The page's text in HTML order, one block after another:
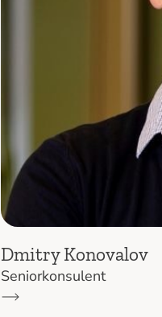
Dmitry Konovalov
Seniorkonsulent